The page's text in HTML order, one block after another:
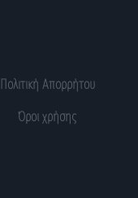
Πολιτική Απορρήτου
Όροι χρήσης